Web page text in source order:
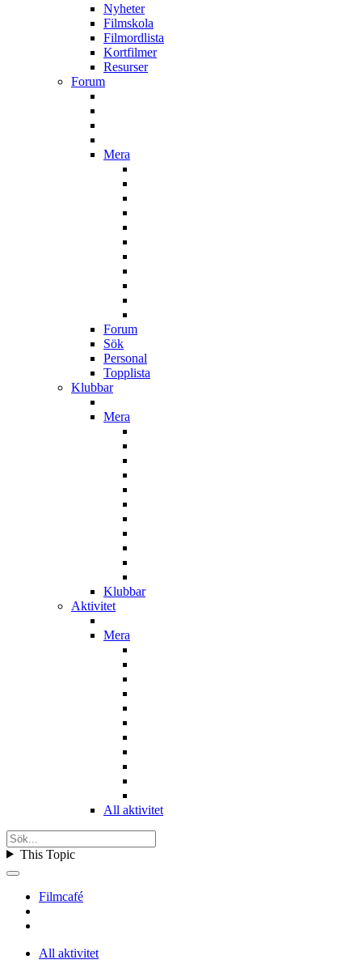
Nyheter
Filmskola
Filmordlista
Kortfilmer
Resurser
Forum
Mera
Forum
Sök
Personal
Topplista
Klubbar
Mera
Klubbar
Aktivitet
Mera
All aktivitet
This Topic
Filmcafé
All aktivitet